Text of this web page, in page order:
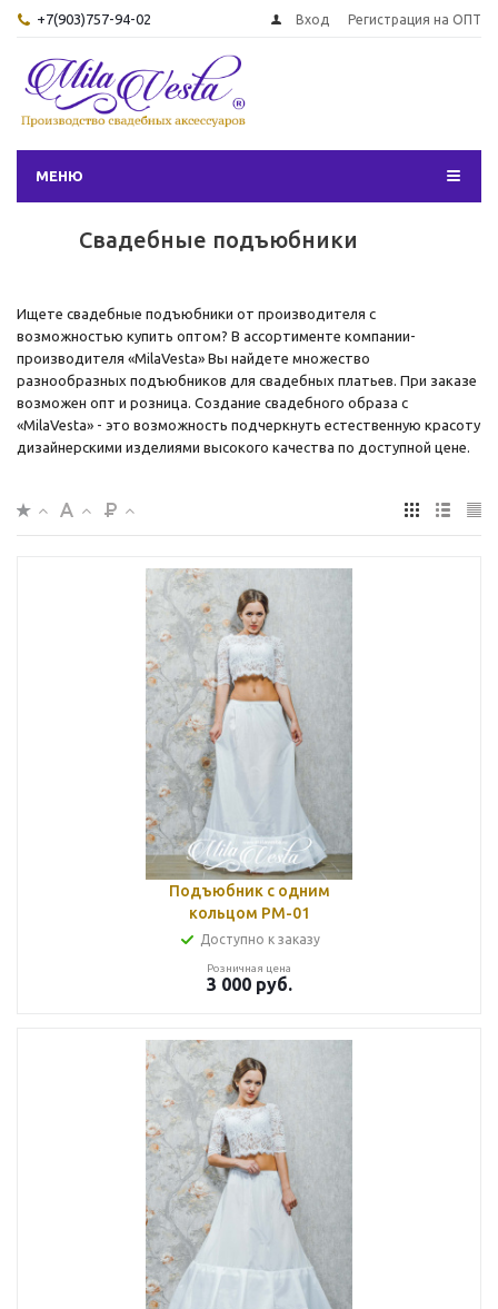
+7(903)757-94-02 Вход Регистрация на ОПТ
МЕНЮ
Свадебные подъюбники
Ищете свадебные подъюбники от производителя с
возможностью купить оптом? В ассортименте компании-
производителя «MilaVesta» Вы найдете множество
разнообразных подъюбников для свадебных платьев. При заказе
возможен опт и розница. Создание свадебного образа с
«MilaVesta» - это возможность подчеркнуть естественную красоту
дизайнерскими изделиями высокого качества по доступной цене.
Подъюбник с одним
кольцом РМ-01
Доступно к заказу
Розничная цена
3 000руб.